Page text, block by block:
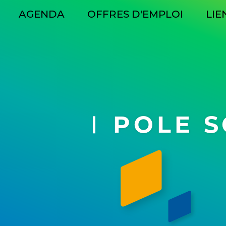
AGENDA OFFRES D'EMPLOI
POLE